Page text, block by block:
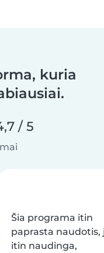
kuria
/ 5
Šia programa itin
paprasta naudotis,
itin naudinga,